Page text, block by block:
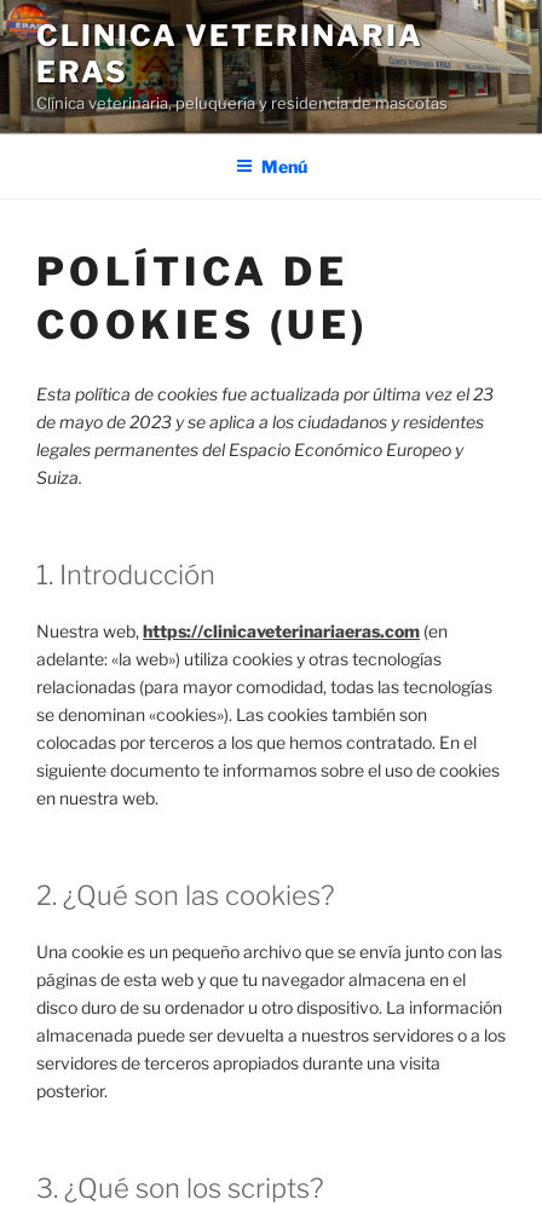
Saltar
al
contenido
CLINICA VETERINARIA
ERAS
Clínica veterinaria, peluquería y residencia de mascotas
Menú
POLÍTICA DE
COOKIES (UE)
Esta política de cookies fue actualizada por última vez el 23
de mayo de 2023 y se aplica a los ciudadanos y residentes
legales permanentes del Espacio Económico Europeo y
Suiza.
1. Introducción
Nuestra web,https://clinicaveterinariaeras.com (en
adelante: «la web») utiliza cookies y otras tecnologías
relacionadas (para mayor comodidad, todas las tecnologías
se denominan «cookies»). Las cookies también son
colocadas por terceros a los que hemos contratado. En el
siguiente documento te informamos sobre el uso de cookies
en nuestra web.
2. ¿Qué son las cookies?
Una cookie es un pequeño archivo que se envía junto con las
páginas de esta web y que tu navegador almacena en el
disco duro de su ordenador u otro dispositivo. La información
almacenada puede ser devuelta a nuestros servidores o a los
servidores de terceros apropiados durante una visita
posterior.
3. ¿Qué son los scripts?